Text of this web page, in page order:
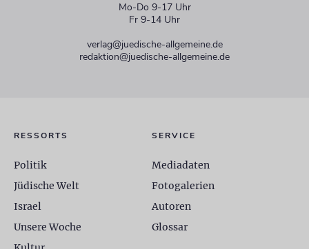
Mo-Do 9-17 Uhr
Fr 9-14 Uhr
verlag@juedische-allgemeine.de
redaktion@juedische-allgemeine.de
RESSORTS
Politik
Jüdische Welt
Israel
Unsere Woche
SERVICE
Mediadaten
Fotogalerien
Autoren
Glossar